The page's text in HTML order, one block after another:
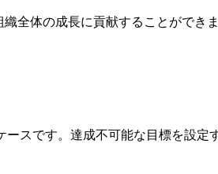
全体の成長に貢献することができま
ースです。達成不可能な目標を設定